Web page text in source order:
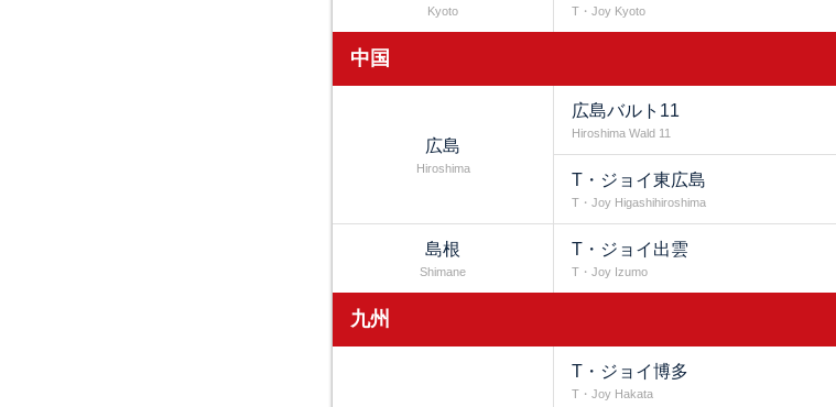
Kyoto T・Joy Kyoto
中国
広島
Hiroshima
広島バルト11
Hiroshima Wald 11
T・ジョイ東広島
T・Joy Higashihiroshima
島根
Shimane
T・ジョイ出雲
T・Joy Izumo
九州
T・ジョイ博多
T・Joy Hakata